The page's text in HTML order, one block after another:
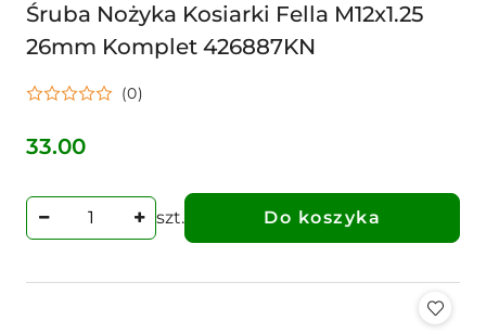
Śruba Nożyka Kosiarki Fella M12x1.25
26mm Komplet 426887KN
(0)
Cena:
33.00
szt. Do koszyka